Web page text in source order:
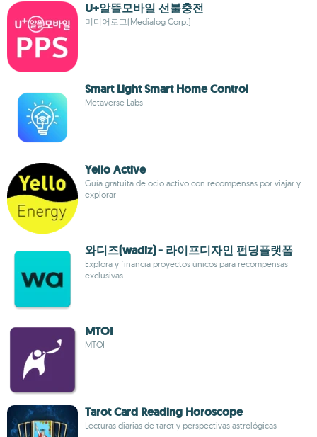
U+알뜰모바일 선불충전
미디어로그(Medialog Corp.)
Smart Light Smart Home Control
Metaverse Labs
Yello Active
Guía gratuita de ocio activo con recompensas por viajar y
explorar
와디즈(wadiz) - 라이프디자인 펀딩플랫폼
Explora y financia proyectos únicos para recompensas
exclusivas
MTOI
MTOI
Tarot Card Reading Horoscope
Lecturas diarias de tarot y perspectivas astrológicas